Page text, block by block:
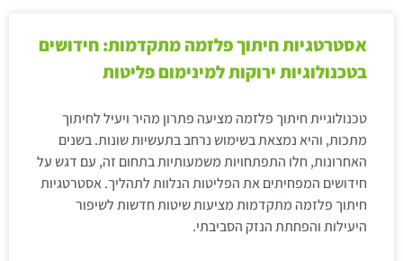
אסטרטגיות חיתוך פלזמה מתקדמות: חידושים
בטכנולוגיות ירוקות למינימום פליטות
טכנולוגיית חיתוך פלזמה מציעה פתרון מהיר ויעיל לחיתוך
מתכות, והיא נמצאת בשימוש נרחב בתעשיות שונות. בשנים
האחרונות, חלו התפתחויות משמעותיות בתחום זה, עם דגש על
חידושים המפחיתים את הפליטות הנלוות לתהליך. אסטרטגיות
חיתוך פלזמה מתקדמות מציעות שיטות חדשות לשיפור
היעילות והפחתת הנזק הסביבתי.